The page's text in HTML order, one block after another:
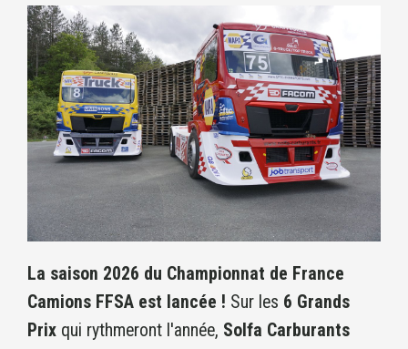
La saison 2026 du Championnat de France
Camions FFSA est lancée ! Sur les 6 Grands
Prix qui rythmeront l'année, Solfa Carburants